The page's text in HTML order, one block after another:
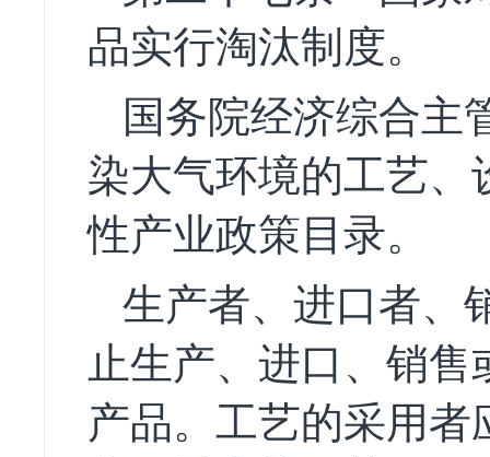
品实行淘汰制度。
国务院经济综合主
染大气环境的工艺
性产业政策目录。
生产者、进口者、
止生产、进口、销
产品。工艺的采用